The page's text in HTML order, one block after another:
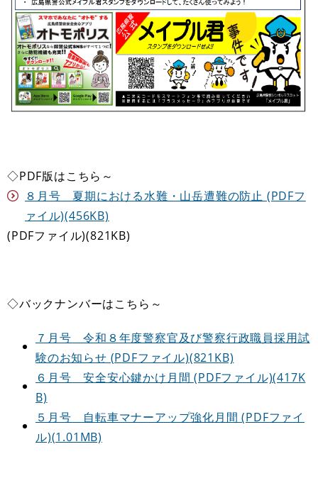
◇PDF版はこちら～
８月号 夏期における水難・山岳遭難の防止 (PDFフ
ァイル)(456KB)
(PDFファイル)(821KB)
◇バックナンバーはこちら～
７月号 令和８年度警察官及び警察行政職員採用試
験のお知らせ (PDFファイル)(821KB)
６月号 安全安心鍵かけ月間 (PDFファイル)(417K
B)
５月号 自転車マナーアップ強化月間 (PDFファイ
ル)(1.01MB)